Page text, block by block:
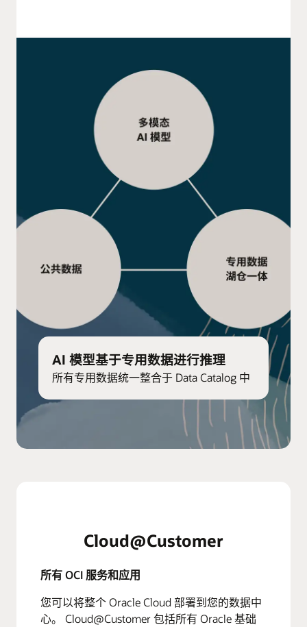
AI 模型基于专用数据进行推理
所有专用数据统一整合于 Data Catalog 中
Cloud@Customer
所有 OCI 服务和应用
您可以将整个 Oracle Cloud 部署到您的数据中
心。 Cloud@Customer 包括所有 Oracle 基础